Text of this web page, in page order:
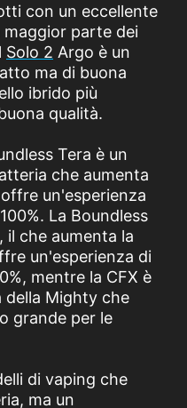
con un eccellente
maggior parte dei
Solo 2 Argo è un
ma di buona
ibrido più
qualità.
Tera è un
che aumenta
un'esperienza
La Boundless
che aumenta la
un'esperienza di
mentre la CFX è
della Mighty che
grande per le
di vaping che
ma un